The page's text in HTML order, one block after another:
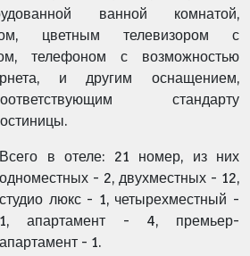
ванной комнатой,
цветным телевизором с
телефоном с возможностью
и другим оснащением,
стандарту
Всего в отеле: 21 номер, из них
одноместных - 2, двухместных - 12,
студио люкс - 1, четырехместный -
1, апартамент - 4, премьер-
апартамент - 1.